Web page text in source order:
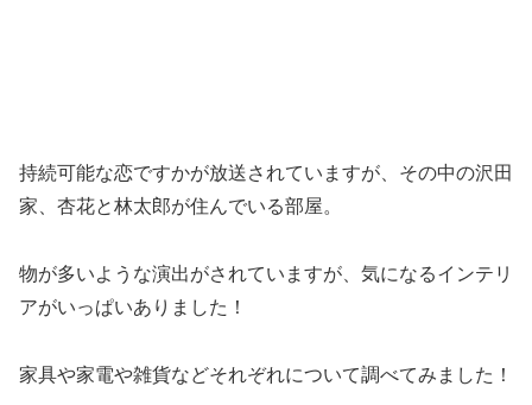
持続可能な恋ですかが放送されていますが、その中の沢田
家、杏花と林太郎が住んでいる部屋。
物が多いような演出がされていますが、気になるインテリ
アがいっぱいありました！
家具や家電や雑貨などそれぞれについて調べてみました！